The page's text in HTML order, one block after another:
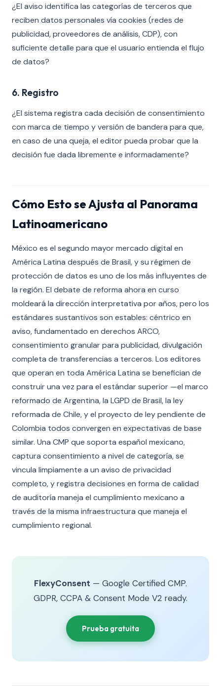
¿El aviso identifica las categorías de terceros que
reciben datos personales vía cookies (redes de
publicidad, proveedores de análisis, CDP), con
suficiente detalle para que el usuario entienda el flujo
de datos?
6. Registro
¿El sistema registra cada decisión de consentimiento
con marca de tiempo y versión de bandera para que,
en caso de una queja, el editor pueda probar que la
decisión fue dada libremente e informadamente?
Cómo Esto se Ajusta al Panorama
Latinoamericano
México es el segundo mayor mercado digital en
América Latina después de Brasil, y su régimen de
protección de datos es uno de los más influyentes de
la región. El debate de reforma ahora en curso
moldeará la dirección interpretativa por años, pero los
estándares sustantivos son estables: céntrico en
aviso, fundamentado en derechos ARCO,
consentimiento granular para publicidad, divulgación
completa de transferencias a terceros. Los editores
que operan en toda América Latina se benefician de
construir una vez para el estándar superior —el marco
reformado de Argentina, la LGPD de Brasil, la ley
reformada de Chile, y el proyecto de ley pendiente de
Colombia todos convergen en expectativas de base
similar. Una CMP que soporta español mexicano,
captura consentimiento a nivel de categoría, se
vincula limpiamente a un aviso de privacidad
completo, y registra decisiones en forma de calidad
de auditoría maneja el cumplimiento mexicano a
través de la misma infraestructura que maneja el
cumplimiento regional.
FlexyConsent — Google Certified CMP.
GDPR, CCPA & Consent Mode V2 ready.
Prueba gratuita